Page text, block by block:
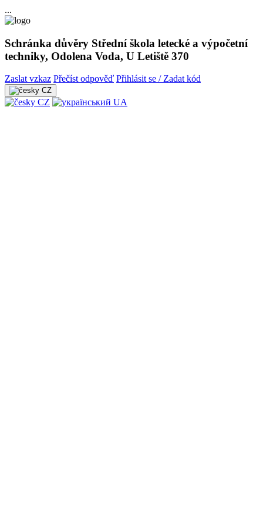
...
Schránka důvěry Střední škola letecké a výpočetní
techniky, Odolena Voda, U Letiště 370
Zaslat vzkaz Přečíst odpověď Přihlásit se / Zadat kód
CZ
CZ UA